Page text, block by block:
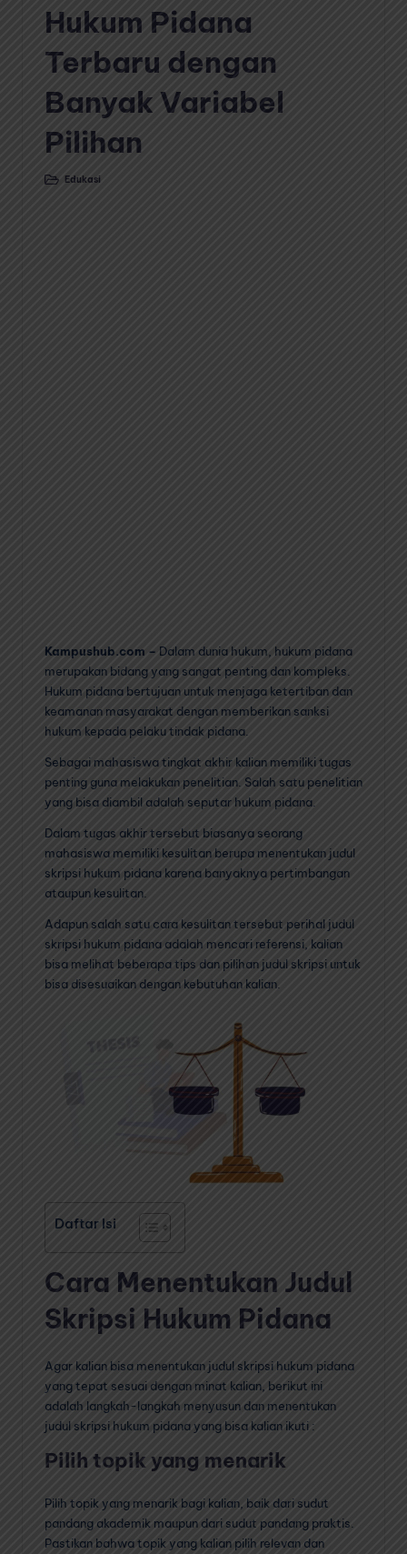
Hukum Pidana
Terbaru dengan
Banyak Variabel
Pilihan
PostedEdukasi
Kampushub.com – Dalam dunia hukum, hukum pidana
merupakan bidang yang sangat penting dan kompleks.
Hukum pidana bertujuan untuk menjaga ketertiban dan
keamanan masyarakat dengan memberikan sanksi
hukum kepada pelaku tindak pidana.
Sebagai mahasiswa tingkat akhir kalian memiliki tugas
penting guna melakukan penelitian. Salah satu penelitian
yang bisa diambil adalah seputar hukum pidana.
Dalam tugas akhir tersebut biasanya seorang
mahasiswa memiliki kesulitan berupa menentukan judul
skripsi hukum pidana karena banyaknya pertimbangan
ataupun kesulitan.
Adapun salah satu cara kesulitan tersebut perihal judul
skripsi hukum pidana adalah mencari referensi, kalian
bisa melihat beberapa tips dan pilihan judul skripsi untuk
bisa disesuaikan dengan kebutuhan kalian.
Daftar Isi
Cara Menentukan Judul
Skripsi Hukum Pidana
Agar kalian bisa menentukan judul skripsi hukum pidana
yang tepat sesuai dengan minat kalian, berikut ini
adalah langkah-langkah menyusun dan menentukan
judul skripsi hukum pidana yang bisa kalian ikuti :
Pilih topik yang menarik
Pilih topik yang menarik bagi kalian, baik dari sudut
pandang akademik maupun dari sudut pandang praktis.
Pastikan bahwa topik yang kalian pilih relevan dan